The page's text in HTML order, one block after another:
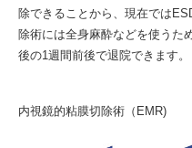
除できることから、現在では
除術には全身麻酔などを使うた
後の1週間前後で退院できます。
内視鏡的粘膜切除術（EMR)